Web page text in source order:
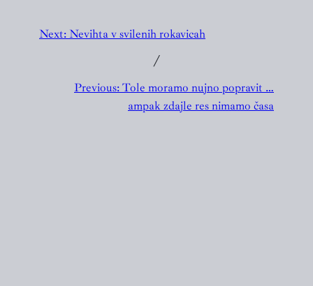
Next: Nevihta v svilenih rokavicah
╱
Previous:Tole moramo nujno popravit …
ampak zdajle res nimamo časa